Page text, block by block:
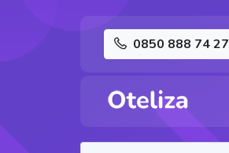
0850 888 74 27